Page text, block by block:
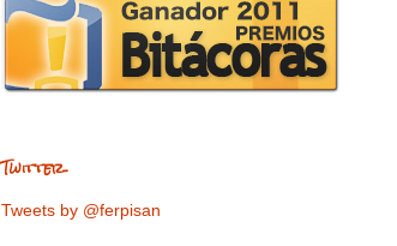
Twitter
Tweets by @ferpisan